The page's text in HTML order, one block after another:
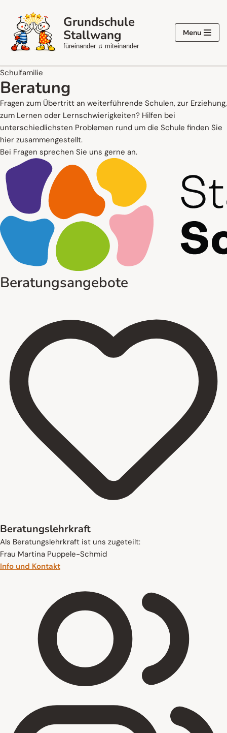
Zum
Inhalt
springen
Grundschule
Stallwang
füreinander ♫ miteinander
Menu
Schulfamilie
Beratung
Fragen zum Übertritt an weiterführende Schulen, zur Erziehung,
zum Lernen oder Lernschwierigkeiten? Hilfen bei
unterschiedlichsten Problemen rund um die Schule finden Sie
hier zusammengestellt.
Bei Fragen sprechen Sie uns gerne an.
Beratungsangebote
Beratungslehrkraft
Als Beratungslehrkraft ist uns zugeteilt:
Frau Martina Puppele-Schmid
Info und Kontakt